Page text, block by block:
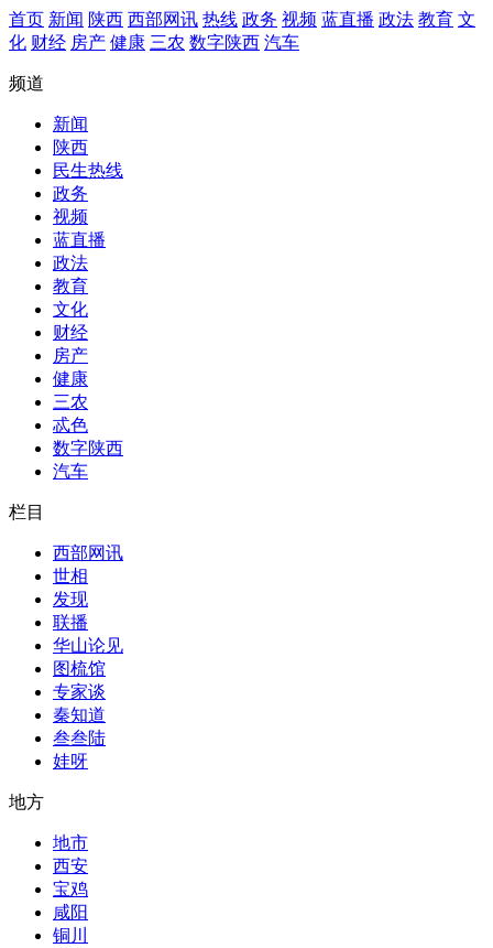
首页 新闻 陕西 西部网讯 热线 政务 视频 蓝直播 政法 教育 文
化 财经 房产 健康 三农 数字陕西 汽车
频道
新闻
陕西
民生热线
政务
视频
蓝直播
政法
教育
文化
财经
房产
健康
三农
忒色
数字陕西
汽车
栏目
西部网讯
世相
发现
联播
华山论见
图梳馆
专家谈
秦知道
叁叁陆
娃呀
地方
地市
西安
宝鸡
咸阳
铜川